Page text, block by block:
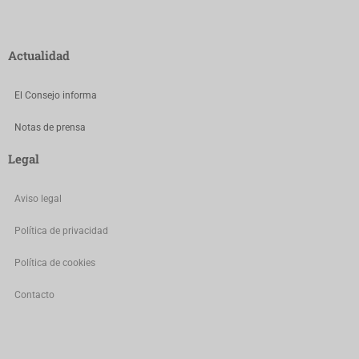
Actualidad
El Consejo informa
Notas de prensa
Legal
Aviso legal
Política de privacidad
Política de cookies
Contacto